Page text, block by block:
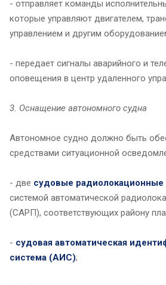
- отправляет команды
которые управляют двигателем,
управлением и другим
- передает сигналы аварийного и
оповещения в центр удаленного
3. Оснащение автономного судна
Автономное судно должно быть
средствами ситуационной
- две судовые
системой автоматической
(САРП), соответствующих району
- судовая автоматическая
система (АИС);